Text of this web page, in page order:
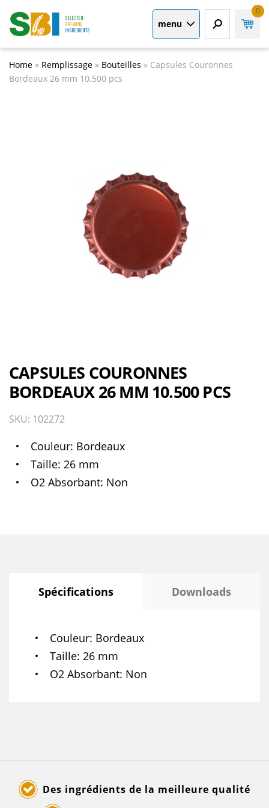
menu
0
Home » Remplissage » Bouteilles » Capsules Couronnes
Bordeaux 26 mm 10.500 pcs
CAPSULES COURONNES
BORDEAUX 26 MM 10.500 PCS
SKU: 102272
Couleur Bordeaux
Taille 26 mm
O2 Absorbant Non
Spécifications Downloads
Couleur Bordeaux
Taille 26 mm
O2 Absorbant Non
Des ingrédients de la meilleure qualité